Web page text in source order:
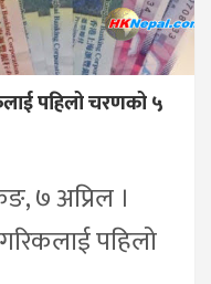
पहिलो चरणको ५
७ अप्रिल ।
पहिलो